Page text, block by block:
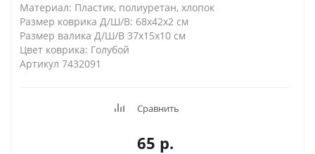
Материал: Пластик, полиуретан, хлопок
Размер коврика Д/Ш/В: 68х42х2 см
Размер валика Д/Ш/В 37х15х10 см
Цвет коврика: Голубой
Артикул 7432091
Сравнить
65 р.